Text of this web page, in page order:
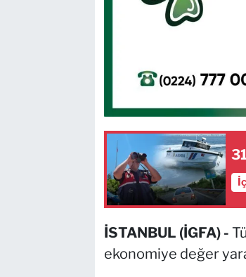
İSTANBUL (İGFA) -
ekonomiye değer